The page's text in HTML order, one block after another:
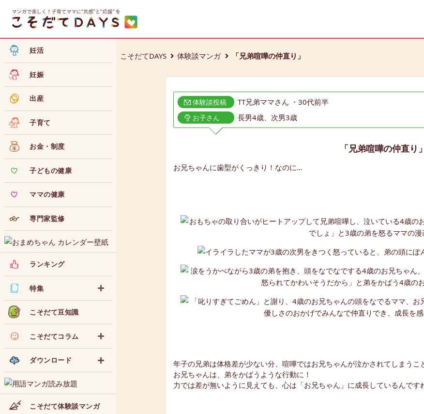
妊活
妊娠
出産
子育て
お金・制度
子どもの健康
ママの健康
専門家監修
ランキング
特集
こそだて豆知識
こそだてコラム
ダウンロード
こそだて体験談マンガ
こそだてDAYS 体験談マンガ 「兄弟喧嘩の仲直り」
体験談投稿 TT兄弟ママさん ・30代前半
お子さん 長男4歳、次男3歳
「兄弟喧嘩の仲直り」
お兄ちゃんに歯型がくっきり！なのに…
年子の兄弟は体格差が少ない分、喧嘩ではお兄ちゃんが泣かされてしまう
お兄ちゃんは、弟をかばうような行動に！
力では差が無いように見えても、心は「お兄ちゃん」に成長しているんです